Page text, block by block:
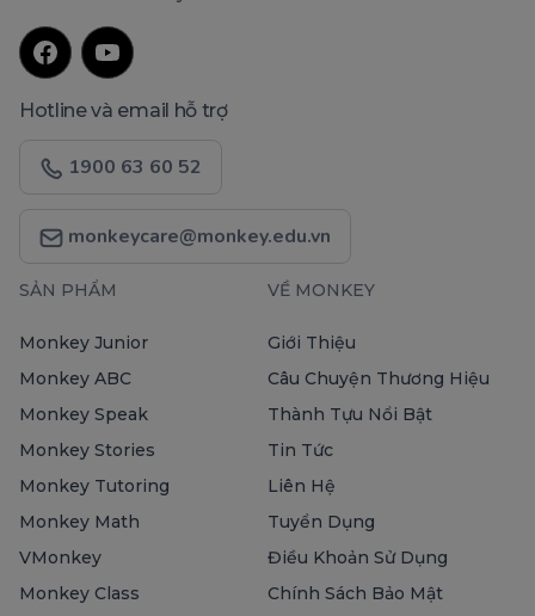
Hotline và email hỗ trợ
1900 63 60 52
monkeycare@monkey.edu.vn
SẢN PHẨM
Monkey Junior
Monkey ABC
Monkey Speak
Monkey Stories
Monkey Tutoring
Monkey Math
VMonkey
Monkey Class
VỀ MONKEY
Giới Thiệu
Câu Chuyện Thương Hiệu
Thành Tựu Nổi Bật
Tin Tức
Liên Hệ
Tuyển Dụng
Điều Khoản Sử Dụng
Chính Sách Bảo Mật